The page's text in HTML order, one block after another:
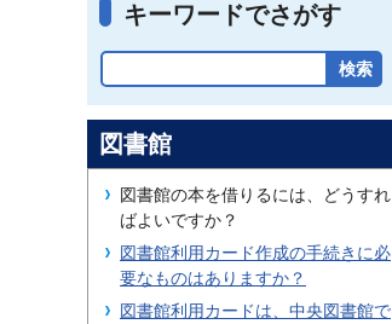
キーワードでさがす
図書館
図書館の本を借りるには、どうすれ
ばよいですか？
図書館利用カード作成の手続きに必
要なものはありますか？
図書館利用カードは、中央図書館で